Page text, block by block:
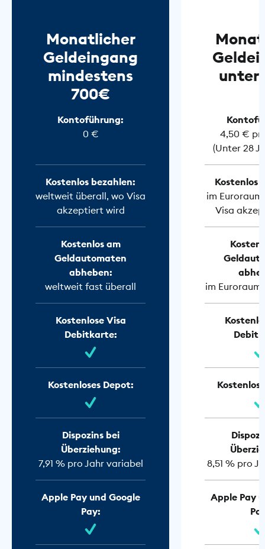
Monatlicher
Geldeingang
mindestens
700€
Kontoführung:
0 €
Kostenlos bezahlen:
weltweit überall, wo Visa
akzeptiert wird
Kostenlos am
Geldautomaten
abheben:
weltweit fast überall
Kostenlose Visa
Debitkarte:
Kostenloses Depot:
Dispozins bei
Überziehung:
7,91 % pro Jahr variabel
Apple Pay und Google
Pay:
unter
4,50 €
(Unter 28
Kostenlos
im
Visa
im
8,51 % pro
Apple Pay